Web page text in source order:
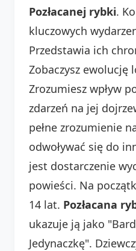
Pozłacanej rybki.
kluczowych
Przedstawia ich
Zobaczysz ewolucję
Zrozumiesz wpływ
zdarzeń na jej
pełne zrozumienie
odwoływać się do
jest dostarczenie
powieści. Na
14 lat. Pozłacana
ukazuje ją jako
Jedynaczkę".